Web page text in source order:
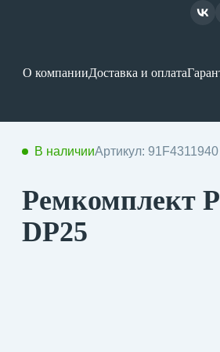
О компанииДоставка и оплата
В наличииАртикул: 91F4311940
Ремкомплект
DP25